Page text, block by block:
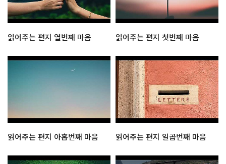
읽어주는 편지 열번째 마음 읽어주는 편지 첫번째 마음
읽어주는 편지 아홉번째 마음 읽어주는 편지 일곱번째 마음